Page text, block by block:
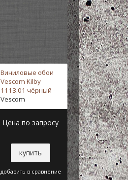
Виниловые обои
Vescom Kilby
1113.01 чёрный -
Vescom
Цена по запросу
купить
добавить в сравнение
Виниловые
Vescom
Delta+Protect
1111.01 PRO
голубой -
Цена по
купить
добавить в